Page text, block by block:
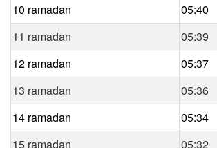
10 ramadan 05:40
11 ramadan
05:39
12 ramadan
05:37
13 ramadan
05:36
14 ramadan
05:34
15 ramadan
05:32